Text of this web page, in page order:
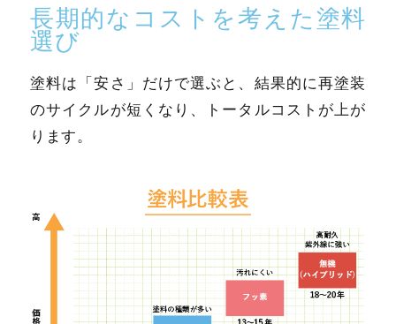
長期的なコストを考えた塗料
選び
塗料は「安さ」だけで選ぶと、結果的に再塗装
のサイクルが短くなり、トータルコストが上が
ります。